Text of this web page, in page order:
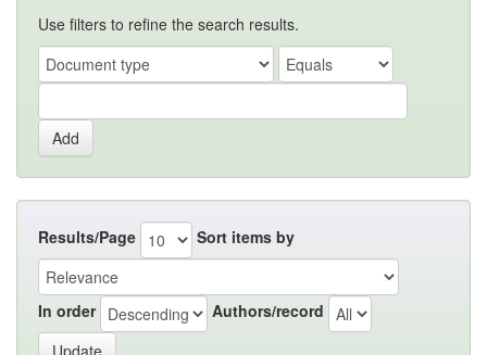
Use filters to refine the search results.
Results/Page Sort items by
In order Authors/record